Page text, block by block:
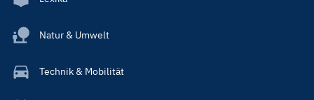
Natur & Umwelt
Technik & Mobilität